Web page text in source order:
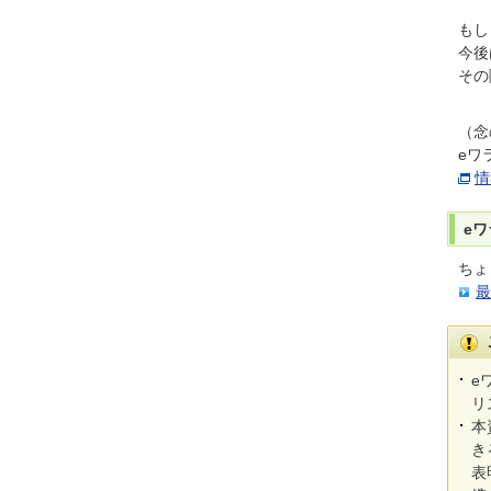
も
今
そ
（
eワ
eワ
ち
e
本
表